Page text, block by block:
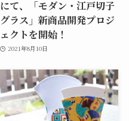
にて、「モダン・江戸切子
グラス」新商品開発プロジ
ェクトを開始！
2021年8月10日